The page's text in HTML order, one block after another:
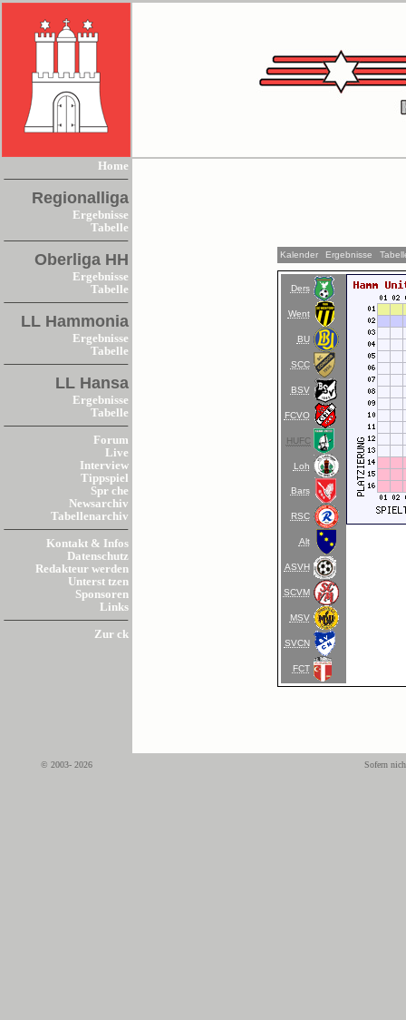
Home
Regionalliga
Ergebnisse
Tabelle
Oberliga HH
Ergebnisse
Tabelle
LL Hammonia
Ergebnisse
Tabelle
LL Hansa
Ergebnisse
Tabelle
Forum
Live
Interview
Tippspiel
Spr che
Newsarchiv
Tabellenarchiv
Kontakt & Infos
Datenschutz
Redakteur werden
Unterst tzen
Sponsoren
Links
Zur ck
Kalender Ergebnisse
Ders
Went
BU
SCC
BSV
FCVO
HUFC
Loh
Bars
RSC
Alt
ASVH
SCVM
MSV
SVCN
FCT
© 2003- 2026 Sofern